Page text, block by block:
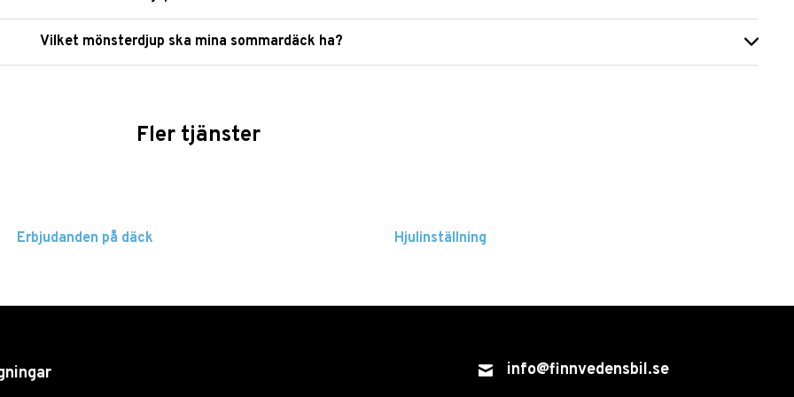
Vilket mönsterdjup ska mina sommardäck ha?
Fler tjänster
Erbjudanden på däck Hjulinställning
info@finnvedensbil.se